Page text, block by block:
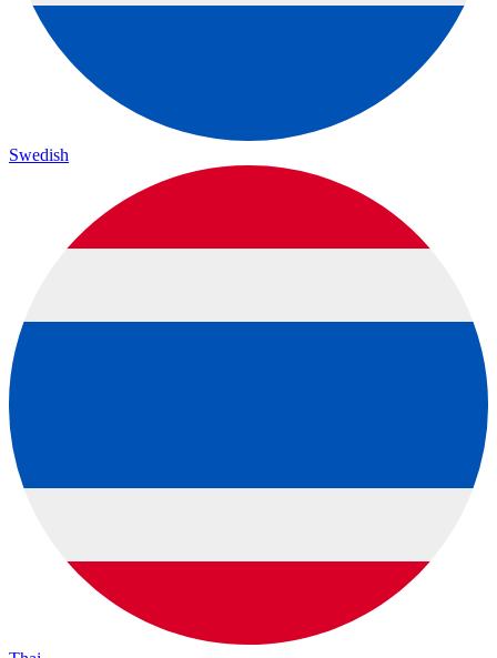
Swedish